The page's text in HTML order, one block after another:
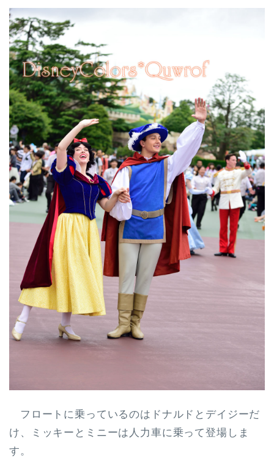
フロートに乗っているのはドナルドとデイジーだ
け、ミッキーとミニーは人力車に乗って登場しま
す。